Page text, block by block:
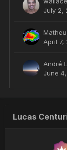
July 2,
April 7,
André
June
Lucas